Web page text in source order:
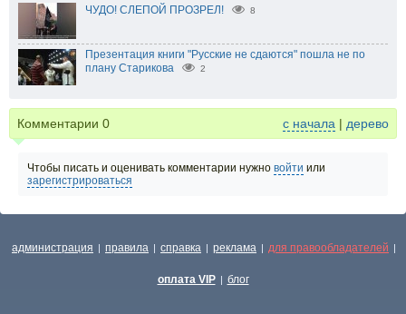
ЧУДО! СЛЕПОЙ ПРОЗРЕЛ! 8
Презентация книги "Русские не сдаются" пошла не по
плану Старикова
2
Комментарии 0 с начала | дерево
Чтобы писать и оценивать комментарии нужно войти или
зарегистрироваться
администрация | правила | справка | реклама | для правообладателей |
оплата VIP | блог